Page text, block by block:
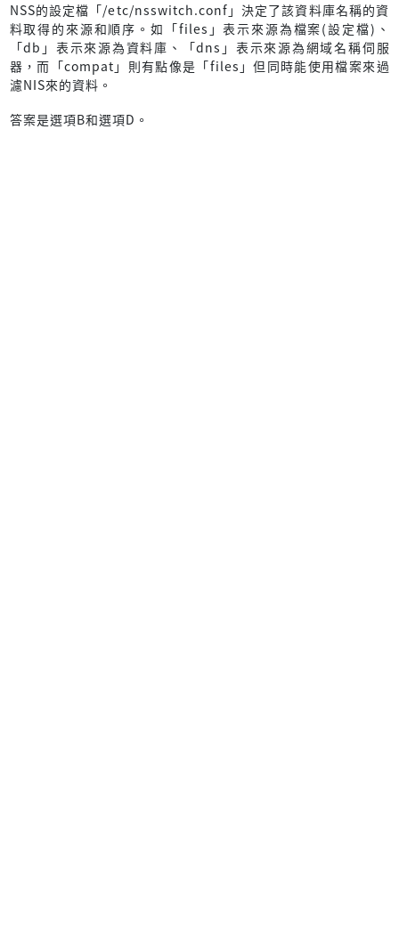
NSS的設定檔「/etc/nsswitch.conf」決定了該資料庫名稱的資
料取得的來源和順序。如「files」表示來源為檔案(設定檔)、
「db」表示來源為資料庫、「dns」表示來源為網域名稱伺服
器，而「compat」則有點像是「files」但同時能使用檔案來過
濾NIS來的資料。
答案是選項B和選項D。